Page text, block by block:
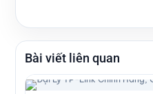
Bài viết liên quan